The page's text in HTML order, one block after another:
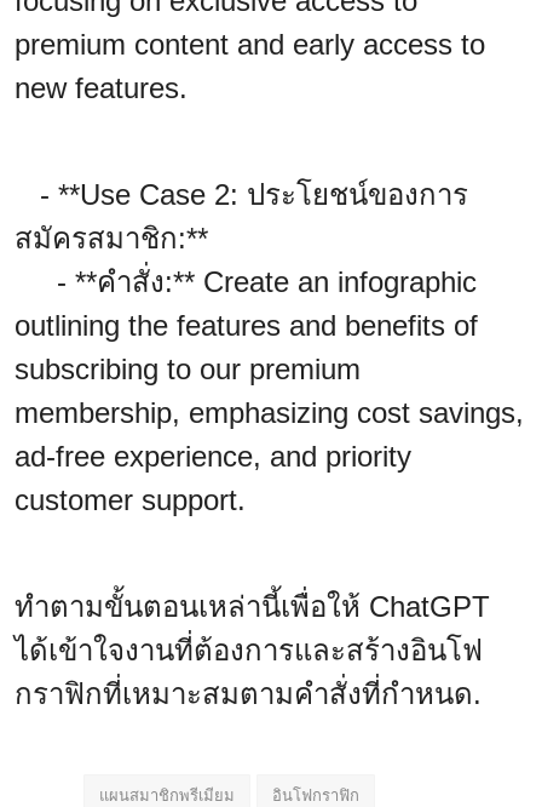
premium content and early access to
new features.
- **Use Case 2: ประโยชน์ของการ
สมัครสมาชิก:**
- **คำสั่ง:** Create an infographic
outlining the features and benefits of
subscribing to our premium
membership, emphasizing cost savings,
ad-free experience, and priority
customer support.
ทำตามขั้นตอนเหล่านี้เพื่อให้ ChatGPT
ได้เข้าใจงานที่ต้องการและสร้างอินโฟ
กราฟิกที่เหมาะสมตามคำสั่งที่กำหนด.
แผนสมาชิกพรีเมียม อินโฟกราฟิก